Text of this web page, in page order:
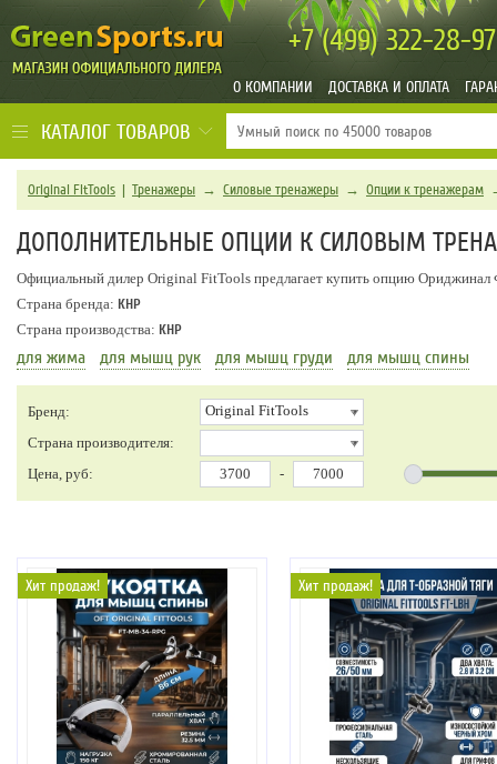
+7 (499)322-28-97
О КОМПАНИИ ДОСТАВКА И ОПЛАТА
КАТАЛОГ ТОВАРОВ
Original FitTools | Тренажеры → Силовые тренажеры → Опции к тренажерам
ДОПОЛНИТЕЛЬНЫЕ ОПЦИИ К СИЛОВЫМ
Официальный дилер Original FitTools предлагает купить опцию Ориджинал
Страна бренда: КНР
Страна производства: КНР
для жима для мышц рук для мышц груди для мышц спины
Бренд:
Original FitTools
Страна производителя:
Цена, руб:
-
Хит продаж! Хит продаж!